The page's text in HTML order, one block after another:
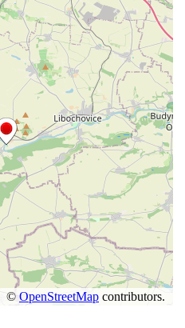
Většího
(Staršího) u
v Želkovicích
v Benešově
v Benešově
hřbitově v
v